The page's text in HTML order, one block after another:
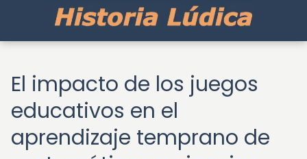
El impacto de los juegos
educativos en el
aprendizaje temprano de